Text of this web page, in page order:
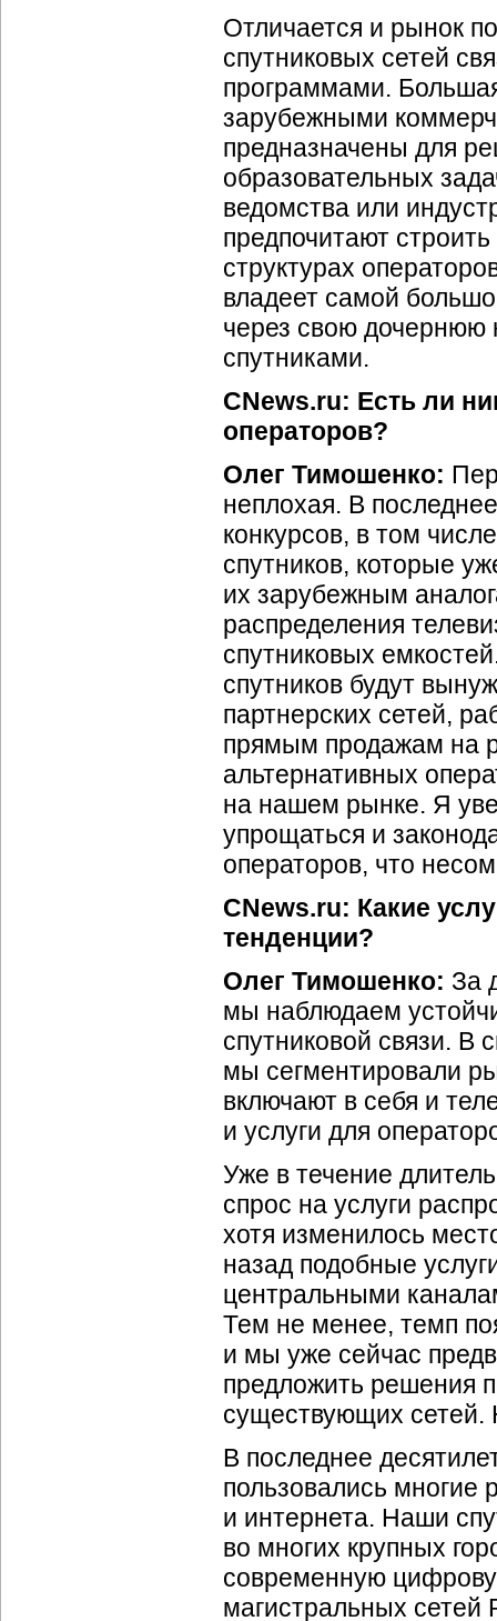
Отличается и рынок
спутниковых сетей
программами.
зарубежными
предназначены для
образовательных
ведомства или
предпочитают
структурах
владеет самой
через свою дочернюю
спутниками.
CNews.ru: Есть ли
операторов?
Олег Тимошенко:
неплохая. В
конкурсов, в том
спутников, которые
их зарубежным
распределения
спутниковых
спутников будут
партнерских сетей,
прямым продажам на
альтернативных
на нашем рынке. Я
упрощаться и
операторов, что
CNews.ru: Какие
тенденции?
Олег Тимошенко: За
мы наблюдаем
спутниковой связи. В
мы сегментировали
включают в себя и
и услуги для
Уже в течение
спрос на услуги
хотя изменилось
назад подобные
центральными
Тем не менее, темп
и мы уже сейчас
предложить решения
существующих сетей.
В последнее
пользовались
и интернета. Наши
во многих крупных
современную
магистральных сетей